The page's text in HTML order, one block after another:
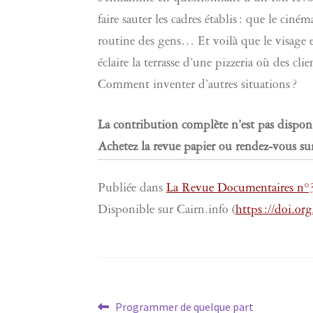
faire sauter les cadres établis : que le
routine des gens… Et voilà que le visage
éclaire la terrasse d’une pizzeria où des
Comment inventer d’autres situations ?
La contribution complète n’est pas
Achetez la revue papier ou rendez-vous
Publiée dansLa Revue Documentaires
Disponible sur Cairn.info (https ://
Article
Programmer de quelque part